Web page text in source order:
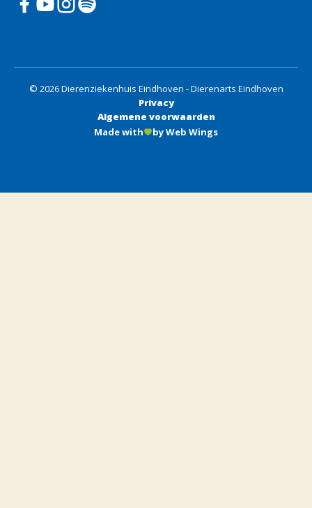
© 2026 Dierenziekenhuis Eindhoven - Dierenarts Eindhoven
Privacy
Algemene voorwaarden
Made with
by Web Wings